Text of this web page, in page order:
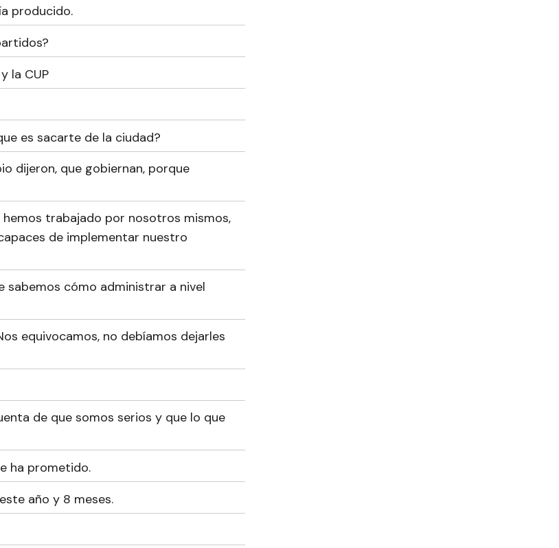
producido.
la CUP
es sacarte de la ciudad?
dijeron, que gobiernan, porque
trabajado por nosotros mismos,
de implementar nuestro
sabemos cómo administrar a nivel
equivocamos, no debíamos dejarles
de que somos serios y que lo que
ha prometido.
año y 8 meses.